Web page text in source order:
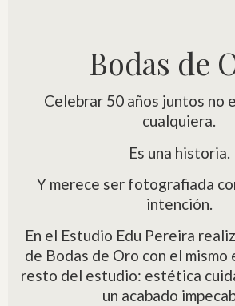
Bodas de
Celebrar 50 años juntos no
cualquiera.
Es una historia.
Y merece ser fotografiada
intención.
En el Estudio Edu Pereira
de Bodas de Oro con el
resto del estudio: estética
un acabado